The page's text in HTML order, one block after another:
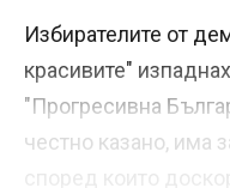
Избирателите от
красивите"
"Прогресивна
честно казано, има
според които